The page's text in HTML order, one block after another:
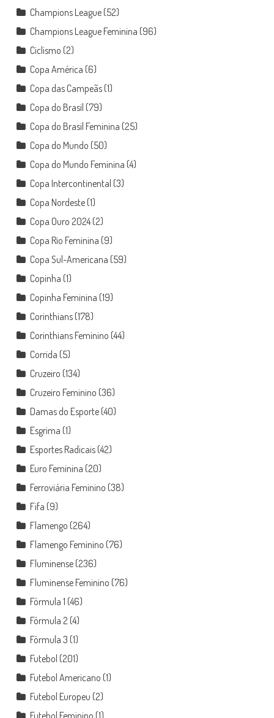
Champions League(52)
Champions League Feminina (96)
Ciclismo (2)
Copa América (6)
Copa das Campeãs(1)
Copa do Brasil (79)
Copa do Brasil Feminina (25)
Copa do Mundo (50)
Copa do Mundo Feminina (4)
Copa Intercontinental (3)
Copa Nordeste(1)
Copa Ouro 2024(2)
Copa Rio Feminina (9)
Copa Sul-Americana (59)
Copinha (1)
Copinha Feminina (19)
Corinthians(178)
Corinthians Feminino (44)
Corrida (5)
Cruzeiro (134)
Cruzeiro Feminino (36)
Damas do Esporte(40)
Esgrima (1)
Esportes Radicais(42)
Euro Feminina (20)
Ferroviária Feminino (38)
Fifa (9)
Flamengo (264)
Flamengo Feminino (76)
Fluminense(236)
Fluminense Feminino (76)
Fórmula 1 (46)
Fórmula 2 (4)
Fórmula 3 (1)
Futebol (201)
Futebol Americano (1)
Futebol Europeu (2)
Futebol Feminino (1)